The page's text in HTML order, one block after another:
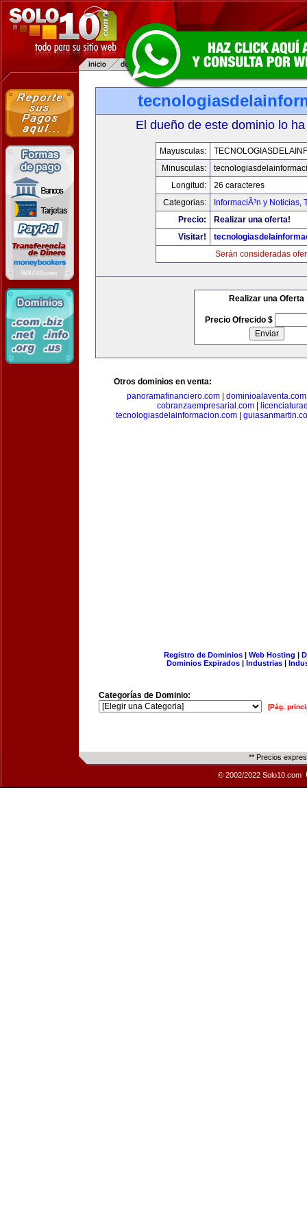
El dueño de este dominio lo
Mayusculas:
Minusculas:
Longitud:
26 caracteres
Categorias:
InformaciÃ³n y Noticias,
Precio:
Realizar una oferta!
Visitar!
Serán consideradas
Realizar una Oferta
Precio Ofrecido $
Otros dominios en venta:
panoramafinanciero.com
dominioalaventa.com
cobranzaempresarial.com
tecnologiasdelainformacion.com|
Registro de Dominios| Web Hosting |
Dominios Expirados | Industrias |
Categorías de Dominio:
[Pág.
** Precios
© 2002/2022 Solo10.com